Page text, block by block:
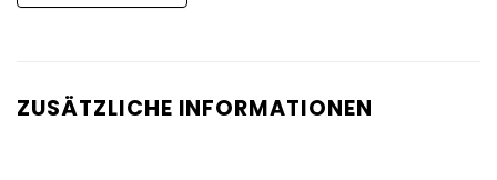
ZUSÄTZLICHE INFORMATIONEN